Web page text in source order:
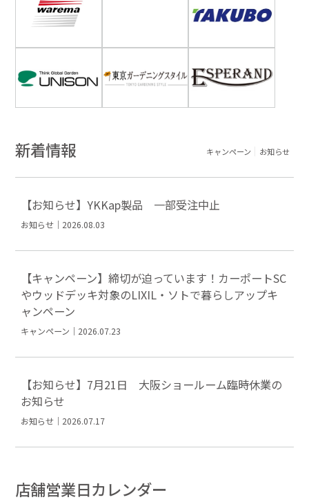
新着情報 キャンペーン お知らせ
【お知らせ】YKKap製品 一部受注中止
お知らせ｜2026.08.03
【キャンペーン】締切が迫っています！カーポートSC
やウッドデッキ対象のLIXIL・ソトで暮らしアップキ
ャンペーン
キャンペーン｜2026.07.23
【お知らせ】7月21日 大阪ショールーム臨時休業の
お知らせ
お知らせ｜2026.07.17
店舗営業日カレンダー